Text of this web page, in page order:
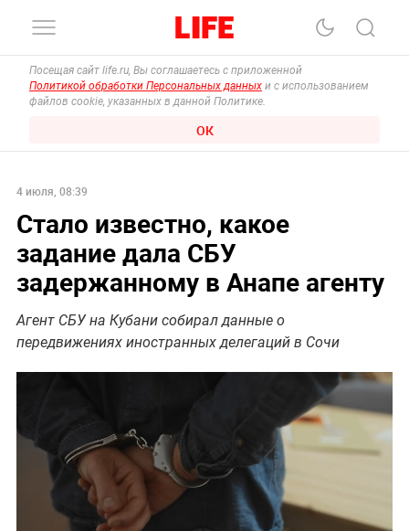
Посещая сайт life.ru, Вы соглашаетесь с приложенной
Политикой обработки Персональных данных и с использованием
файлов cookie, указанных в данной Политике.
ОК
4 июля, 08:39
Стало известно, какое
задание дала СБУ
задержанному в Анапе агенту
Агент СБУ на Кубани собирал данные о
передвижениях иностранных делегаций в Сочи